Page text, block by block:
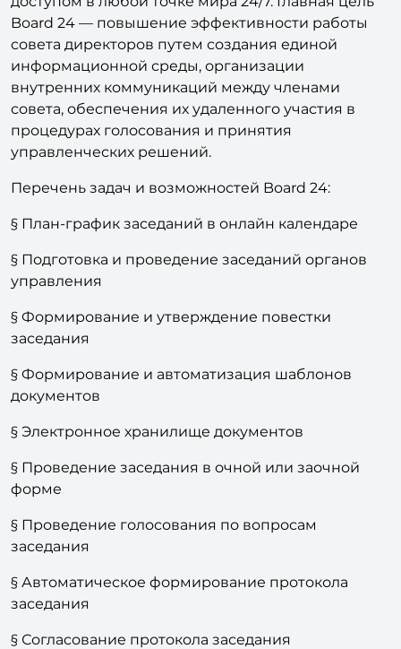
Board 24 — повышение эффективности работы
совета директоров путем создания единой
информационной среды, организации
внутренних коммуникаций между членами
совета, обеспечения их удаленного участия в
процедурах голосования и принятия
управленческих решений.
Перечень задач и возможностей Board 24:
§ План-график заседаний в онлайн календаре
§ Подготовка и проведение заседаний органов
управления
§ Формирование и утверждение повестки
заседания
§ Формирование и автоматизация шаблонов
документов
§ Электронное хранилище документов
§ Проведение заседания в очной или заочной
форме
§ Проведение голосования по вопросам
заседания
§ Автоматическое формирование протокола
заседания
§ Согласование протокола заседания